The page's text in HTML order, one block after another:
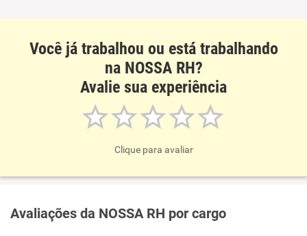
Você já trabalhou ou está trabalhando
na NOSSA RH?
Avalie sua experiência
Clique para avaliar
Avaliações da NOSSA RH por cargo